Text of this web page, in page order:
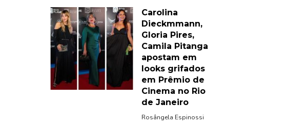
Carolina
Dieckmmann,
Gloria Pires,
Camila Pitanga
apostam em
looks grifados
em Prêmio de
Cinema no Rio
de Janeiro
Rosângela Espinossi